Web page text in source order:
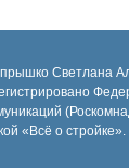
Светлана
«Всё о стройке».